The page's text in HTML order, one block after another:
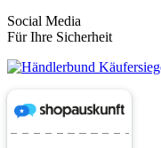
Social Media
Für Ihre Sicherheit